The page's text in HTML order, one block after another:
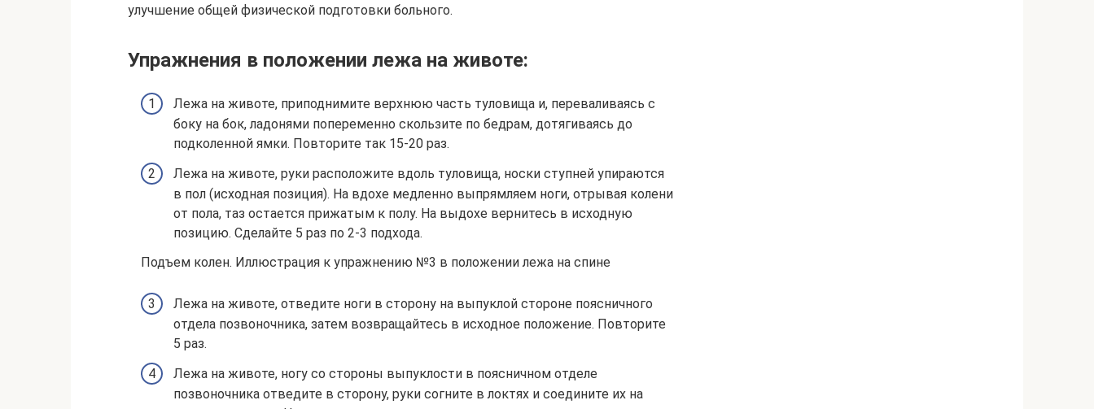
улучшение общей физической подготовки больного.
Упражнения в положении лежа на животе:
Лежа на животе, приподнимите верхнюю часть туловища и, переваливаясь с
боку на бок, ладонями попеременно скользите по бедрам, дотягиваясь до
подколенной ямки. Повторите так 15-20 раз.
Лежа на животе, руки расположите вдоль туловища, носки ступней упираются
в пол (исходная позиция). На вдохе медленно выпрямляем ноги, отрывая колени
от пола, таз остается прижатым к полу. На выдохе вернитесь в исходную
позицию. Сделайте 5 раз по 2-3 подхода.
Подъем колен. Иллюстрация к упражнению №3 в положении лежа на спине
Лежа на животе, отведите ноги в сторону на выпуклой стороне поясничного
отдела позвоночника, затем возвращайтесь в исходное положение. Повторите
5 раз.
Лежа на животе, ногу со стороны выпуклости в поясничном отделе
позвоночника отведите в сторону, руки согните в локтях и соедините их на